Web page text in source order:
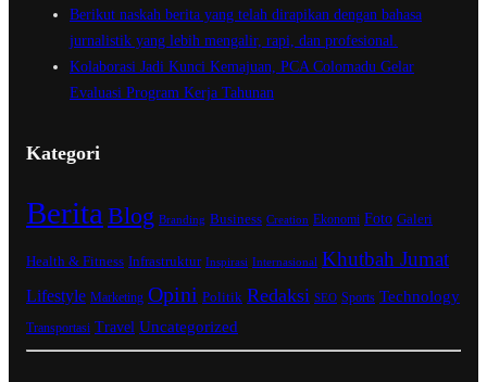
Berikut naskah berita yang telah dirapikan dengan bahasa
jurnalistik yang lebih mengalir, rapi, dan profesional.
Kolaborasi Jadi Kunci Kemajuan, PCA Colomadu Gelar
Evaluasi Program Kerja Tahunan
Kategori
Berita Blog Branding Business Creation Ekonomi Foto Galeri
Health & Fitness Infrastruktur Inspirasi Internasional Khutbah Jumat
Lifestyle Marketing Opini Politik Redaksi SEO Sports Technology
Transportasi Travel Uncategorized